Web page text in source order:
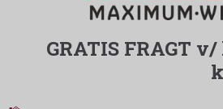
GRATIS FRAGT